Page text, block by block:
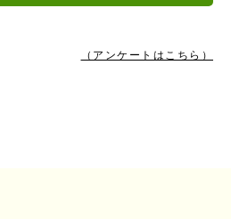
（アンケートはこちら）